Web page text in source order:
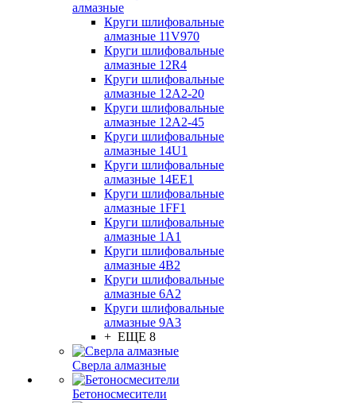
алмазные
Круги шлифовальные
алмазные 11V970
Круги шлифовальные
алмазные 12R4
Круги шлифовальные
алмазные 12А2-20
Круги шлифовальные
алмазные 12А2-45
Круги шлифовальные
алмазные 14U1
Круги шлифовальные
алмазные 14ЕЕ1
Круги шлифовальные
алмазные 1FF1
Круги шлифовальные
алмазные 1А1
Круги шлифовальные
алмазные 4В2
Круги шлифовальные
алмазные 6A2
Круги шлифовальные
алмазные 9А3
+ ЕЩЕ 8
Сверла алмазные
Бетоносмесители